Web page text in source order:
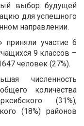
выбор будущей
для успешного
направлении.
приняли участие 6
9 классов –
человек (27%).
численность
количества
(31%),
(18%) районов